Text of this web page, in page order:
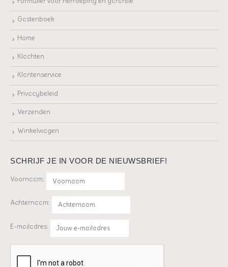
Gastenboek
Home
Klachten
Klantenservice
Privacybeleid
Verzenden
Winkelwagen
SCHRIJF JE IN VOOR DE NIEUWSBRIEF!
Voornaam:
Achternaam:
E-mailadres: